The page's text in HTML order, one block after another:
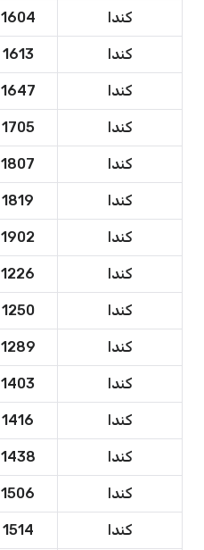
كندا 1604
كندا 1613
كندا 1647
كندا 1705
كندا 1807
كندا 1819
كندا 1902
كندا 1226
كندا 1250
كندا 1289
كندا 1403
كندا 1416
كندا 1438
كندا 1506
كندا 1514